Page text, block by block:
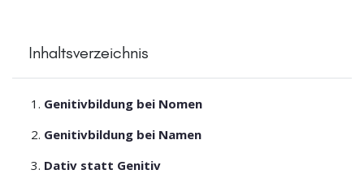
Inhaltsverzeichnis
Genitivbildung bei Nomen
Genitivbildung bei Namen
Dativ statt Genitiv